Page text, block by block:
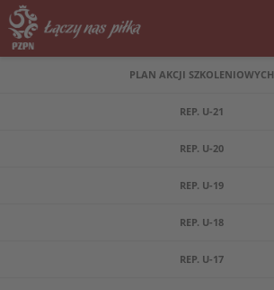
PLAN AKCJI SZKOLENIOWYCH
REP. U-21
REP. U-20
REP. U-19
REP. U-18
REP. U-17